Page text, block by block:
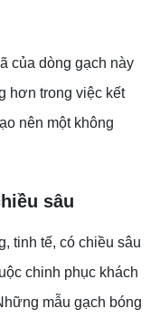
của dòng gạch này
hơn trong việc kết
nên một không
sâu
tinh tế, có chiều sâu
chinh phục khách
mẫu gạch bóng